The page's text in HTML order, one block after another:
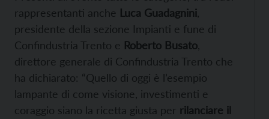
rappresentanti anche Luca Guadagnini
presidente della sezione Impianti e fune di
Confindustria Trento e Roberto Busato
direttore generale di Confindustria Trento che
ha dichiarato: “Quello di oggi è l’esempio
lampante di come visione, investimenti e
coraggio siano la ricetta giusta per rilanciare il